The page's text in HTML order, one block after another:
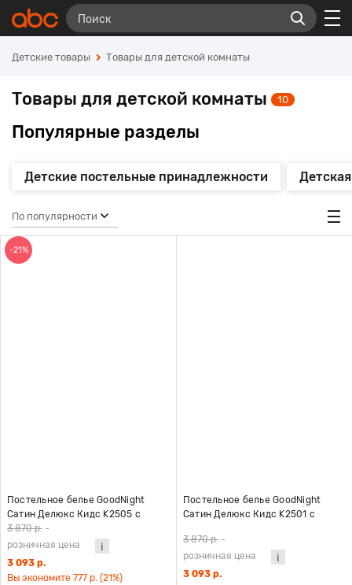
Детские товары Товары для детской комнаты
Товары для детской комнаты 10
Популярные разделы
Детские постельные принадлежности
По популярности
-21%
Постельное белье GoodNight
Сатин Делюкс Кидс K2505 с
компаньоном 1,5 сп. (с нав. 50х70)
3 870 р. -
розничная цена
3 093 р.
Вы экономите 777 р. (21%)
Постельное белье GoodNight
Сатин Делюкс Кидс K2501 с
3 870 р. -
розничная цена
3 093 р.